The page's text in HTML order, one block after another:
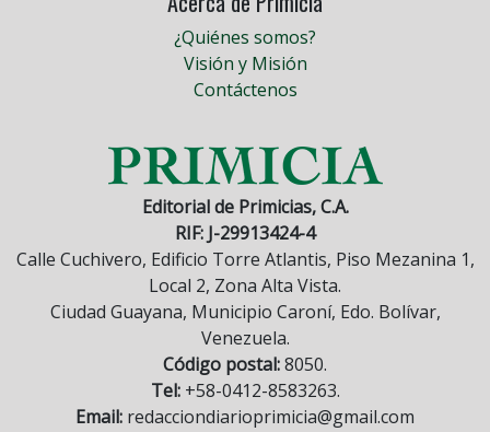
¿Quiénes somos?
Visión y Misión
Contáctenos
Editorial de Primicias, C.A.
RIF: J-29913424-4
Calle Cuchivero, Edificio Torre Atlantis, Piso Mezanina 1,
Local 2, Zona Alta Vista.
Ciudad Guayana, Municipio Caroní, Edo. Bolívar,
Venezuela.
Código postal:8050.
Tel:+58-0412-8583263.
Email: redacciondiarioprimicia@gmail.com